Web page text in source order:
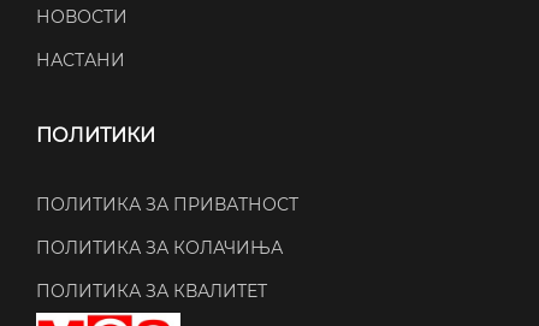
НОВОСТИ
НАСТАНИ
ПОЛИТИКИ
ПОЛИТИКА ЗА ПРИВАТНОСТ
ПОЛИТИКА ЗА КОЛАЧИЊА
ПОЛИТИКА ЗА КВАЛИТЕТ